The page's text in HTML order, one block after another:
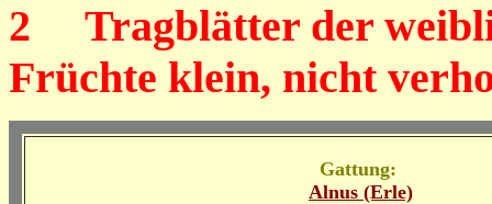
2 Tragblätter der
Früchte klein, nicht
Gattung:
Alnus (Erle)